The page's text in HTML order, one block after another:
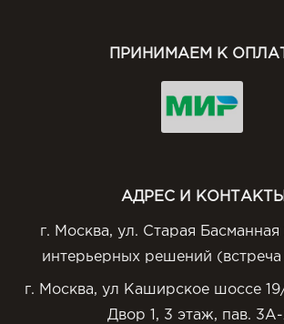
ПРИНИМАЕМ К
АДРЕС И КОНТАКТЫ
г. Москва, ул. Старая Басманная
интерьерных решений (встреча
г. Москва, ул Каширское шоссе
Двор 1, 3 этаж, пав.